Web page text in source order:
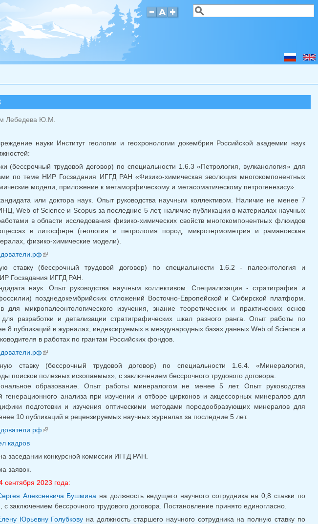
Форма поиска
Поиск
Лебедева Ю.М.
науки Институт геологии и геохронологии докембрия Российской академии наук
(бессрочный трудовой договор) по специальности 1.6.3 «Петрология, вулканология» для
по теме НИР Госзадания ИГГД РАН «Физико-химическая эволюция многокомпонентных
модели, приложение к метаморфическому и метасоматическому петрогенезису».
или доктора наук. Опыт руководства научным коллективом. Наличие не менее 7
Web of Science и Scopus за последние 5 лет, наличие публикации в материалах научных
в области исследования физико-химических свойств многокомпонентных флюидов
в литосфере (геология и петрология пород, микротермометрия и рамановская
физико-химические модели).
ставку (бессрочный трудовой договор) по специальности 1.6.2 - палеонтология и
Госзадания ИГГД РАН.
наук. Опыт руководства научным коллективом. Специализация - стратиграфия и
позднедокембрийских отложений Восточно-Европейской и Сибирской платформ.
для микропалеонтологического изучения, знание теоретических и практических основ
разработки и детализации стратиграфических шкал разного ранга. Опыт работы по
8 публикаций в журналах, индексируемых в международных базах данных Web of Science и
в работах по грантам Российских фондов.
ставку (бессрочный трудовой договор) по специальности 1.6.4. «Минералогия,
поисков полезных ископаемых», с заключением бессрочного трудового договора.
образование. Опыт работы минералогом не менее 5 лет. Опыт руководства
генерационного анализа при изучении и отборе цирконов и акцессорных минералов для
подготовки и изучения оптическими методами породообразующих минералов для
10 публикаций в рецензируемых научных журналах за последние 5 лет.
кадров
заседании конкурсной комиссии ИГГД РАН.
заявок.
2023 года:
Алексеевича Бушмина на должность ведущего научного сотрудника на 0,8 ставки по
заключением бессрочного трудового договора. Постановление принято единогласно.
Юрьевну Голубкову на должность старшего научного сотрудника на полную ставку по